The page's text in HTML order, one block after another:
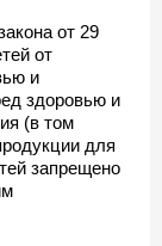
от 29
от
и
здоровью и
(в том
для
запрещено